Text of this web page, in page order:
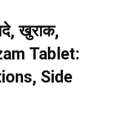
खुराक,
Tablet:
Side